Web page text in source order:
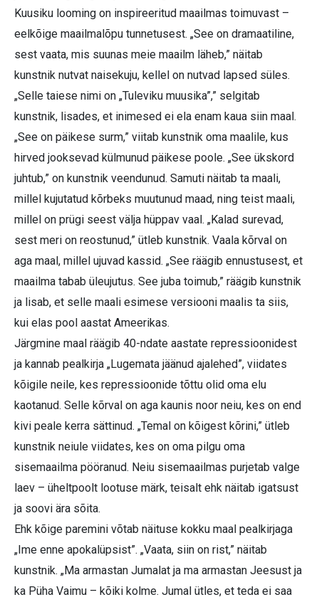
Kuusiku looming on inspireeritud maailmas toimuvast –
eelkõige maailmalõpu tunnetusest. „See on dramaatiline,
sest vaata, mis suunas meie maailm läheb,” näitab
kunstnik nutvat naisekuju, kellel on nutvad lapsed süles.
„Selle taiese nimi on „Tuleviku muusika”,” selgitab
kunstnik, lisades, et inimesed ei ela enam kaua siin maal.
„See on päikese surm,” viitab kunstnik oma maalile, kus
hirved jooksevad külmunud päikese poole. „See ükskord
juhtub,” on kunstnik veendunud. Samuti näitab ta maali,
millel kujutatud kõrbeks muutunud maad, ning teist maali,
millel on prügi seest välja hüppav vaal. „Kalad surevad,
sest meri on reostunud,” ütleb kunstnik. Vaala kõrval on
aga maal, millel ujuvad kassid. „See räägib ennustusest, et
maailma tabab üleujutus. See juba toimub,” räägib kunstnik
ja lisab, et selle maali esimese versiooni maalis ta siis,
kui elas pool aastat Ameerikas.
Järgmine maal räägib 40-ndate aastate repressioonidest
ja kannab pealkirja „Lugemata jäänud ajalehed”, viidates
kõigile neile, kes repressioonide tõttu olid oma elu
kaotanud. Selle kõrval on aga kaunis noor neiu, kes on end
kivi peale kerra sättinud. „Temal on kõigest kõrini,” ütleb
kunstnik neiule viidates, kes on oma pilgu oma
sisemaailma pööranud. Neiu sisemaailmas purjetab valge
laev – üheltpoolt lootuse märk, teisalt ehk näitab igatsust
ja soovi ära sõita.
Ehk kõige paremini võtab näituse kokku maal pealkirjaga
„Ime enne apokalüpsist”. „Vaata, siin on rist,” näitab
kunstnik. „Ma armastan Jumalat ja ma armastan Jeesust ja
ka Püha Vaimu – kõiki kolme. Jumal ütles, et teda ei saa